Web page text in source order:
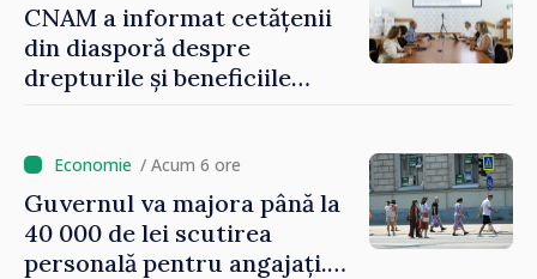
CNAM a informat cetățenii
din diasporă despre
drepturile și beneficiile
/ Acum 6 ore
Guvernul va majora până la
40 000 de lei scutirea
personală pentru angajați.